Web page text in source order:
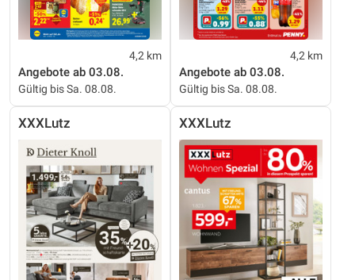
4,2 km
Angebote ab 03.08.
Gültig bis Sa. 08.08.
4,2 km
Angebote ab 03.08.
Gültig bis Sa. 08.08.
XXXLutz XXXLutz